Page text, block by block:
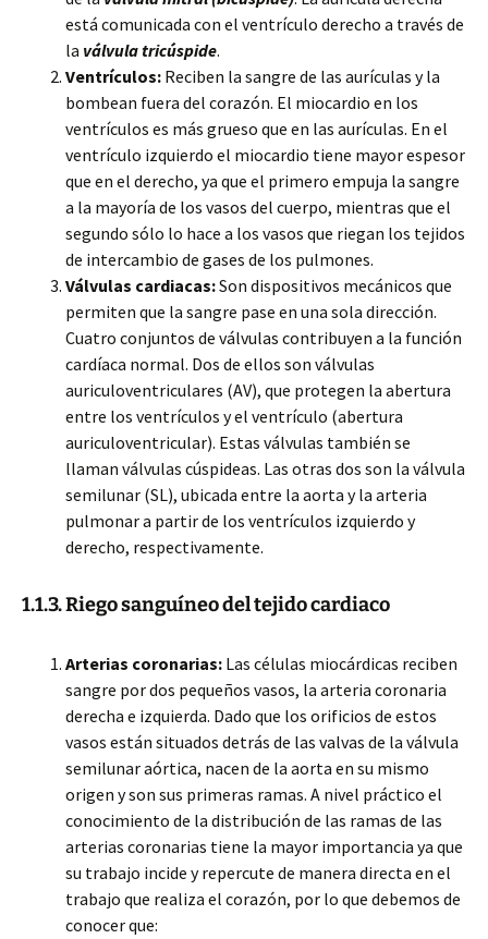
está comunicada con el ventrículo derecho a través de
la válvula tricúspide.
Ventrículos: Reciben la sangre de las aurículas y la
bombean fuera del corazón. El miocardio en los
ventrículos es más grueso que en las aurículas. En el
ventrículo izquierdo el miocardio tiene mayor espesor
que en el derecho, ya que el primero empuja la sangre
a la mayoría de los vasos del cuerpo, mientras que el
segundo sólo lo hace a los vasos que riegan los tejidos
de intercambio de gases de los pulmones.
Válvulas cardiacas:Son dispositivos mecánicos que
permiten que la sangre pase en una sola dirección.
Cuatro conjuntos de válvulas contribuyen a la función
cardíaca normal. Dos de ellos son válvulas
auriculoventriculares (AV), que protegen la abertura
entre los ventrículos y el ventrículo (abertura
auriculoventricular). Estas válvulas también se
llaman válvulas cúspideas. Las otras dos son la válvula
semilunar (SL), ubicada entre la aorta y la arteria
pulmonar a partir de los ventrículos izquierdo y
derecho, respectivamente.
1.1.3. Riego sanguíneo del tejido cardiaco
Arterias coronarias: Las células miocárdicas reciben
sangre por dos pequeños vasos, la arteria coronaria
derecha e izquierda. Dado que los orificios de estos
vasos están situados detrás de las valvas de la válvula
semilunar aórtica, nacen de la aorta en su mismo
origen y son sus primeras ramas. A nivel práctico el
conocimiento de la distribución de las ramas de las
arterias coronarias tiene la mayor importancia ya que
su trabajo incide y repercute de manera directa en el
trabajo que realiza el corazón, por lo que debemos de
conocer que: